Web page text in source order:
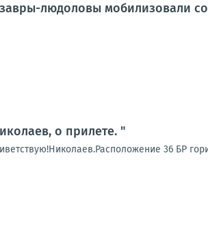
людоловы мобилизовали
о прилете. "
36 БР